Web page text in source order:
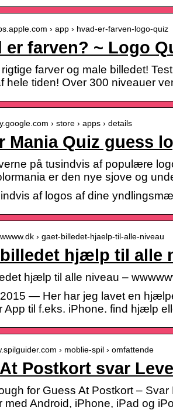
› app › hvad-er-farven-logo-quiz
er farven? ~ Logo
farver og male billedet!
hele tiden! Over 300 niveauer
› store › apps › details
Mania Quiz guess
på tusindvis af populære
er den nye sjove og
af logos af dine
› gaet-billedet-hjaelp-til-alle-niveau
hjælp til alle
hjælp til alle niveau –
— Her har jeg lavet en
App til f.eks. iPhone. find hjælp
› moblie-spil › omfattende
Postkort svar
for Guess At Postkort –
med Android, iPhone, iPad og